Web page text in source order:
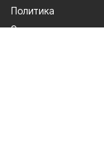
Политика
Экономика